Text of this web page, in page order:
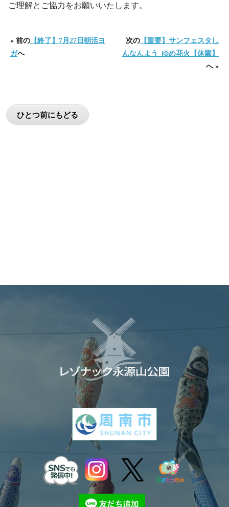
ご理解とご協力をお願いいたします。
« 前の 【終了】7月27日朝活ヨ
ガへ
次の 【重要】サンフェスタし
んなんよう_ゆめ花火【休園】
へ »